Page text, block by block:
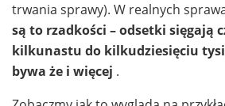
trwania sprawy). W realnych
są to rzadkości – odsetki sięgają
kilkunastu do kilkudziesięciu
bywa że i więcej .